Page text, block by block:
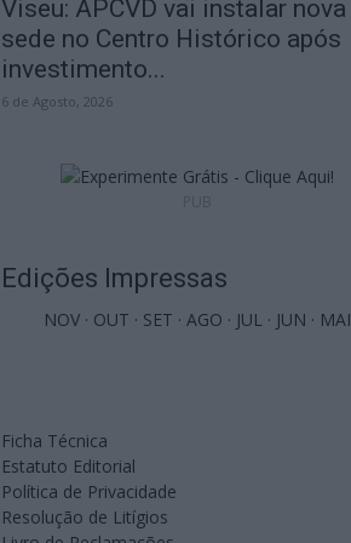
Viseu: APCVD vai instalar nova
sede no Centro Histórico após
investimento...
6 de Agosto, 2026
Edições Impressas
NOV · OUT · SET · AGO · JUL · JUN · MAI
Ficha Técnica
Estatuto Editorial
Política de Privacidade
Resolução de Litígios